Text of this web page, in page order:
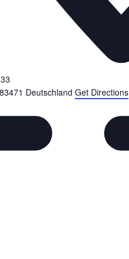
83471 Deutschland Get Directions